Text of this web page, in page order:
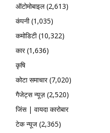
ऑटोमोबाइल(2,613)
कंपनी(1,035)
कमोडिटी(10,322)
कार(1,636)
कृषि
कोटा समाचार(7,020)
गैजेट्स न्यूज़ (2,520)
जिंस | वायदा कारोबार
टेक न्यूज (2,365)